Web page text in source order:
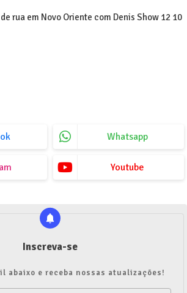
rua em Novo Oriente com Denis Show 12 10
Whatsapp
Youtube
Inscreva-se
abaixo e receba nossas atualizações!